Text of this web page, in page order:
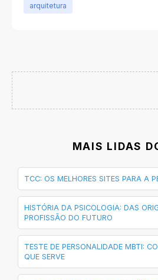
arquitetura
MAIS LIDAS
TCC: OS MELHORES SITES PARA A
HISTÓRIA DA PSICOLOGIA: DAS
PROFISSÃO DO FUTURO
TESTE DE PERSONALIDADE MBTI:
QUE SERVE